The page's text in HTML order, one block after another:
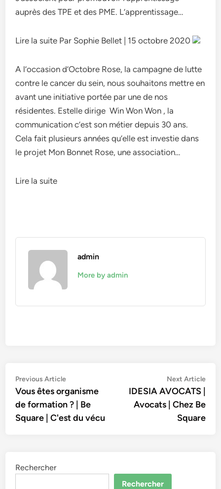
auprès des TPE et des PME. L’apprentissage…
Lire la suite Par Sophie Bellet | 15 octobre 2020
A l’occasion d’Octobre Rose, la campagne de lutte
contre le cancer du sein, nous souhaitons mettre en
avant une initiative portée par une de nos
résidentes. Estelle dirige Win Won Won , la
communication c’est son métier depuis 30 ans.
Cela fait plusieurs années qu’elle est investie dans
le projet Mon Bonnet Rose, une association…
Lire la suite
admin
More by admin
Navigation
de
l’article
Previous ArticlePrevious
article:
Vous êtes organisme
de formation ? | Be
Square | C'est du vécu
Next Article
IDESIA AVOCATS |
Avocats | Chez Be
Square
Rechercher
Rechercher